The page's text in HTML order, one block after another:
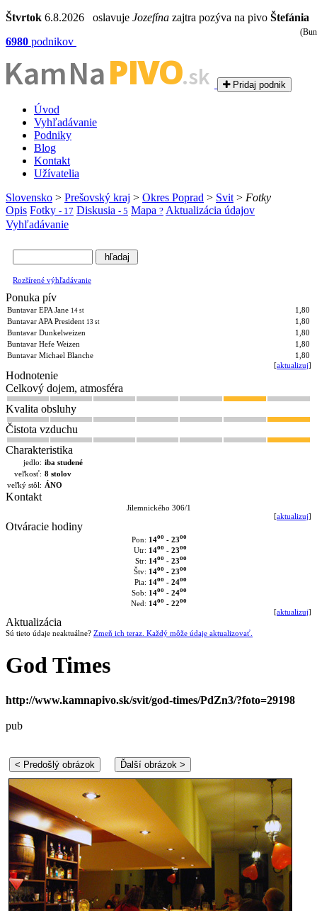
Štvrtok 6.8.2026 oslavuje Jozefína zajtra pozýva na pivo Štefánia
6980 podnikov
Kam NaPIVO.sk Pridaj podnik
Úvod
Vyhľadávanie
Podniky
Blog
Kontakt
Užívatelia
Slovensko > Prešovský kraj > Okres Poprad > Svit > Fotky
Opis Fotky - 17 Diskusia - 5 Mapa ? Aktualizácia údajov
Vyhľadávanie
Rozšírené výhľadávanie
Ponuka pív
Buntavar EPA Jane 14 st
1,80
Buntavar APA President 13 st
1,80
Buntavar Dunkelweizen
1,80
Buntavar Hefe Weizen
1,80
Buntavar Michael Blanche
1,80
[aktualizuj]
Hodnotenie
Celkový dojem, atmosféra
Kvalita obsluhy
Čistota vzduchu
Charakteristika
jedlo: iba studené
veľkosť: 8 stolov
veľký stôl: ÁNO
Kontakt
Jilemnického 306/1
[aktualizuj]
Otváracie hodiny
Pon: 14oo- 23oo
Utr: 14oo- 23oo
Str: 14oo- 23oo
Štv: 14oo- 23oo
Pia: 14oo- 24oo
Sob: 14oo- 24oo
Ned: 14oo- 22oo
[aktualizuj]
Aktualizácia
Sú tieto údaje neaktuálne? Zmeň ich teraz. Každý môže údaje aktualizovať.
God Times
http://www.kamnapivo.sk/svit/god-times/PdZn3/?foto=29198
pub